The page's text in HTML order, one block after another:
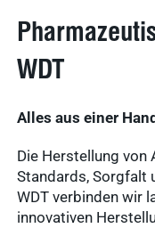
WDT
Alles aus einer Hand
Die Herstellung
Standards, Sorgfalt
WDT verbinden wir
innovativen